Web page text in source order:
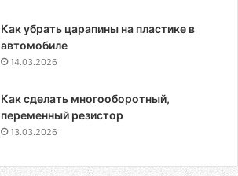
Как убрать царапины на пластике в
автомобиле
14.03.2026
Как сделать многооборотный,
переменный резистор
13.03.2026